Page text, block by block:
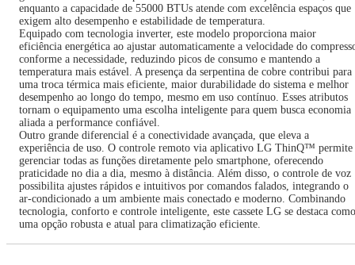
enquanto a capacidade de 55000 BTUs atende com excelência espaços que
exigem alto desempenho e estabilidade de temperatura.
Equipado com tecnologia inverter, este modelo proporciona maior
eficiência energética ao ajustar automaticamente a velocidade do
conforme a necessidade, reduzindo picos de consumo e mantendo a
temperatura mais estável. A presença da serpentina de cobre contribui para
uma troca térmica mais eficiente, maior durabilidade do sistema e melhor
desempenho ao longo do tempo, mesmo em uso contínuo. Esses atributos
tornam o equipamento uma escolha inteligente para quem busca economia
aliada a performance confiável.
Outro grande diferencial é a conectividade avançada, que eleva a
experiência de uso. O controle remoto via aplicativo LG ThinQ™ permite
gerenciar todas as funções diretamente pelo smartphone, oferecendo
praticidade no dia a dia, mesmo à distância. Além disso, o controle de voz
possibilita ajustes rápidos e intuitivos por comandos falados, integrando o
ar-condicionado a um ambiente mais conectado e moderno. Combinando
tecnologia, conforto e controle inteligente, este cassete LG se destaca como
uma opção robusta e atual para climatização eficiente.